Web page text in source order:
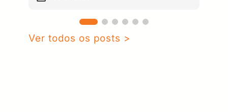
Ver todos os posts >